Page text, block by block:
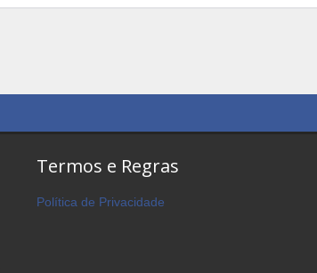
Termos e Regras
Política de Privacidade